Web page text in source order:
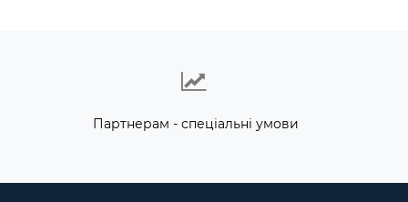
Партнерам - спеціальні умови